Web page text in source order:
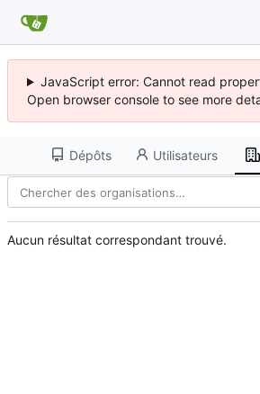
JavaScript error: Cannot read
Open browser console to see more
Dépôts Utilisateurs
Aucun résultat correspondant trouvé.